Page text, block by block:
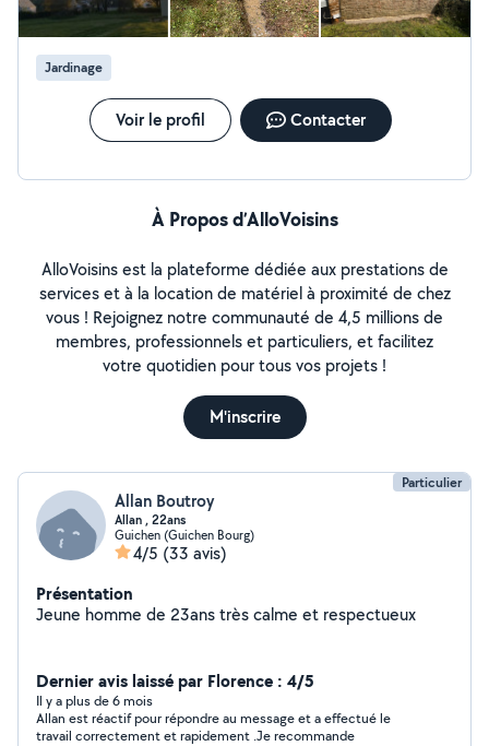
Jardinage
Voir le profil Contacter
À Propos d’AlloVoisins
AlloVoisins est la plateforme dédiée aux prestations de
services et à la location de matériel à proximité de chez
vous ! Rejoignez notre communauté de 4,5 millions de
membres, professionnels et particuliers, et facilitez
votre quotidien pour tous vos projets !
M'inscrire
Particulier
Allan Boutroy
Allan , 22ans
Guichen (Guichen Bourg)
4/5 (33 avis)
Présentation
Jeune homme de 23ans très calme et respectueux
Dernier avis laissé par Florence : 4/5
Il y a plus de 6 mois
Allan est réactif pour répondre au message et a effectué le
travail correctement et rapidement .Je recommande